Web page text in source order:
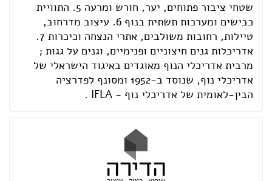
שטחי ציבור פתוחים, יער, חורש ומרעה 5. התוויית
כבישים ומערכות תשתית בנוף 6. עיצוב מדרחוב,
טיילות, רחובות משולבים, אתרי הנצחה וכיכרות 7.
אדריכלות גנים חיצוניים ופנימיים, וגנים על גגות ;
מרבית אדריכלי הנוף מאוגדים באיגוד הישראלי של
אדריכלי נוף, שנוסד ב-1952 ומסונף לפדרציה
הבין-לאומית של אדריכלי נוף - IFLA .